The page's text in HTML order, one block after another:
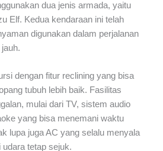
dua jenis armada, yaitu
Elf. Kedua kendaraan ini telah
digunakan dalam perjalanan
dengan fitur reclining yang bisa
tubuh lebih baik. Fasilitas
mulai dari TV, sistem audio
yang bisa menemani waktu
lupa juga AC yang selalu menyala
tetap sejuk.